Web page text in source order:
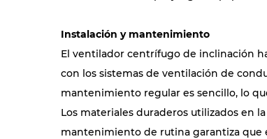
Instalación y mantenimiento
El ventilador centrífugo de inclinación
con los sistemas de ventilación de
mantenimiento regular es sencillo, lo
Los materiales duraderos utilizados en
mantenimiento de rutina garantiza